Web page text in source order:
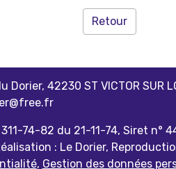
Retour
Dorier, 42230 ST VICTOR SUR
74-82 du 21-11-74, Siret n°
: Le Dorier,
, Gestion des données